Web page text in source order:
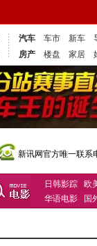
汽车 车市 新车
房产
楼盘 家居
新讯网官方唯一联
日韩影踪
欧
华语电影
国